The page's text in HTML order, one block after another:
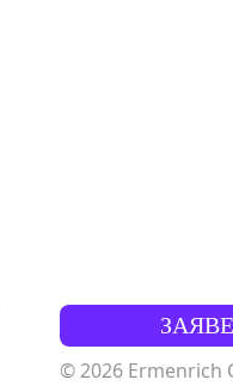
© 2026 Ermenrich